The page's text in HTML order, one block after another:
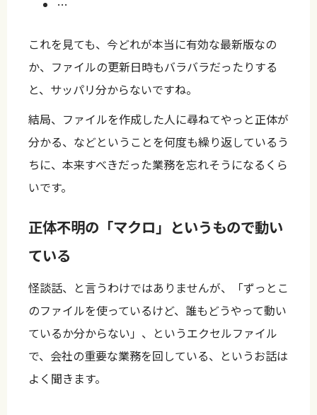
…
これを見ても、今どれが本当に有効な最新版なの
か、ファイルの更新日時もバラバラだったりする
と、サッパリ分からないですね。
結局、ファイルを作成した人に尋ねてやっと正体が
分かる、などということを何度も繰り返しているう
ちに、本来すべきだった業務を忘れそうになるくら
いです。
正体不明の「マクロ」というもので動い
ている
怪談話、と言うわけではありませんが、「ずっとこ
のファイルを使っているけど、誰もどうやって動い
ているか分からない」、というエクセルファイル
で、会社の重要な業務を回している、というお話は
よく聞きます。